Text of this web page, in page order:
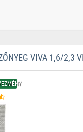
VIVA 1,6/2,3